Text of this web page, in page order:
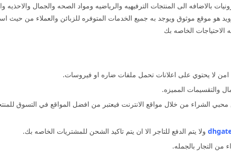
بالاضافه الى المنتجات الترفيهيه والرياضيه ومواد الصحه والجمال والاحذيه
هو موقع موثوق ويوجد به جميع الخدمات المتوفره للزبائن والعملاء من حيث
امن لا يحتوي على اعلانات تحمل ملفات ضاره او فيروسات.
اذا كنت من محبي الشراء من خلال مواقع الانترنت فيعتبر من افضل المواقع في التسوق
ولا يتم الدفع للتاجر الا ان يتم تاكيد الشحن للمشتريات الخاصه بك.
التجار بالجمله.